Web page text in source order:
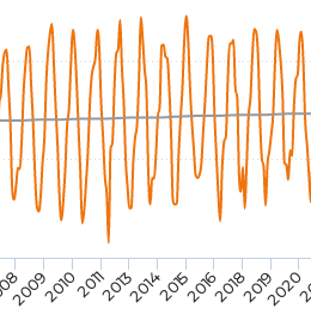
2014
2009201020112013 20152016201820192020